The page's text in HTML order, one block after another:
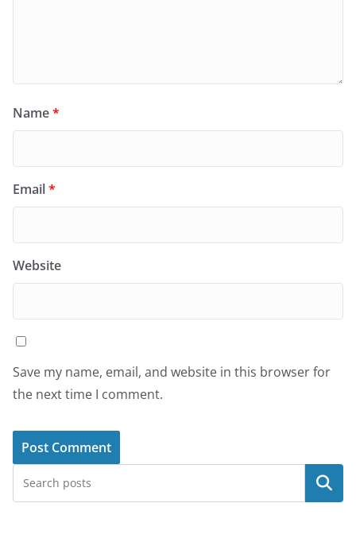
Name*
Email*
Website
Save my name, email, and website in this browser for
the next time I comment.
البحث